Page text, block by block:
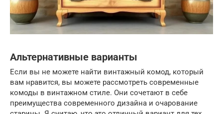
Альтернативные варианты
Если вы не можете найти винтажный комод, который
вам нравится, вы можете рассмотреть современные
комоды в винтажном стиле. Они сочетают в себе
преимущества современного дизайна и очарование